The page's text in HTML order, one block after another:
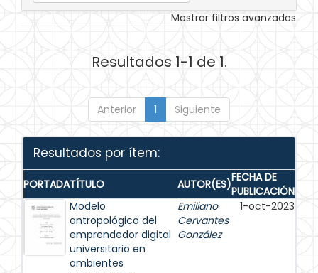
Mostrar filtros avanzados
Resultados 1-1 de 1.
Anterior 1 Siguiente
Resultados por ítem:
PORTADATÍTULO AUTOR(ES)FECHA DE
PUBLICACIÓN
Modelo
antropológico del
emprendedor digital
universitario en
ambientes
Emiliano
Cervantes
González
1-oct-2023